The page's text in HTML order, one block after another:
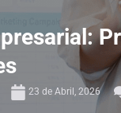
23 de Abril, 2026